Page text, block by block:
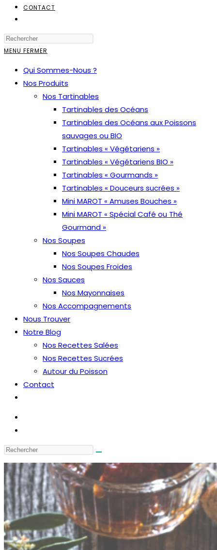
CONTACT
SEARCH
MENU FERMER
Qui Sommes-Nous ?
Nos Produits
Nos Tartinables
Tartinables des Océans
Tartinables des Océans aux Poissons
sauvages ou BIO
Tartinables « Végétariens »
Tartinables « Végétariens BIO »
Tartinables « Gourmands »
Tartinables « Douceurs sucrées »
Mini MAROT « Amuses Bouches »
Mini MAROT « Spécial Café ou Thé
Gourmand »
Nos Soupes
Nos Soupes Chaudes
Nos Soupes Froides
Nos Sauces
Nos Mayonnaises
Nos Accompagnements
Nous Trouver
Notre Blog
Nos Recettes Salées
Nos Recettes Sucrées
Autour du Poisson
Contact